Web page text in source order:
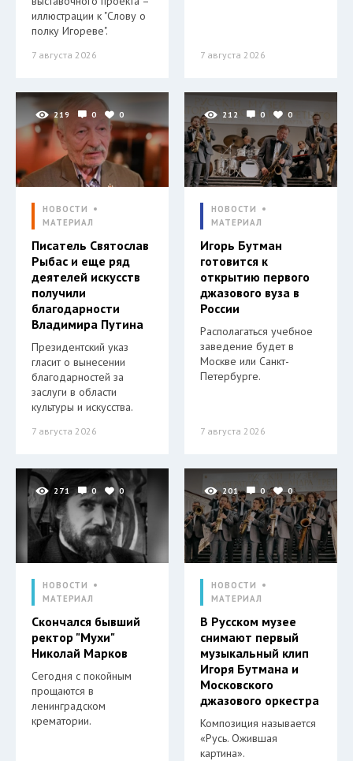
иллюстрации к "Слову о
полку Игореве".
7 августа 2026 7 августа 2026
219 0 0
НОВОСТИ
МАТЕРИАЛ
Писатель Святослав
Рыбас и еще ряд
деятелей искусств
получили
благодарности
Владимира Путина
Президентский указ
гласит о вынесении
благодарностей за
заслуги в области
культуры и искусства.
7 августа 2026
212 0 0
НОВОСТИ
МАТЕРИАЛ
Игорь Бутман
готовится к
открытию первого
джазового вуза в
России
Располагаться учебное
заведение будет в
Москве или Санкт-
Петербурге.
7 августа 2026
271 0 0
НОВОСТИ
МАТЕРИАЛ
Скончался бывший
ректор "Мухи"
Николай Марков
Сегодня с покойным
прощаются в
ленинградском
крематории.
201 0 0
НОВОСТИ
МАТЕРИАЛ
В Русском музее
снимают первый
музыкальный клип
Игоря Бутмана и
Московского
джазового оркестра
Композиция называется
«Русь. Ожившая
картина».